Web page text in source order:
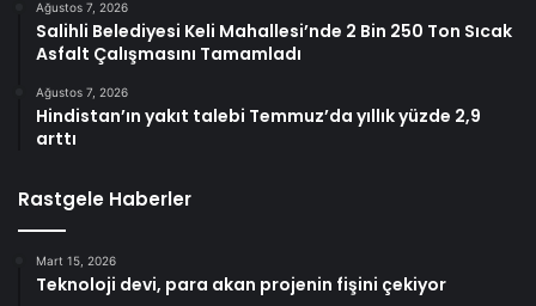
Ağustos 7, 2026
Salihli Belediyesi Keli Mahallesi’nde 2 Bin 250 Ton Sıcak
Asfalt Çalışmasını Tamamladı
Ağustos 7, 2026
Hindistan’ın yakıt talebi Temmuz’da yıllık yüzde 2,9
arttı
Rastgele Haberler
Mart 15, 2026
Teknoloji devi, para akan projenin fişini çekiyor